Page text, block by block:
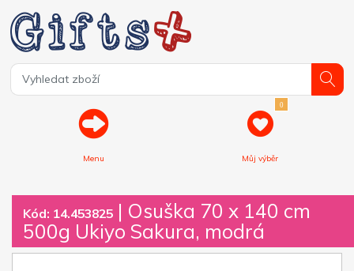
Menu
0
Můj výběr
Kód: 14.453825 | Osuška 70 x 140 cm
500g Ukiyo Sakura, modrá